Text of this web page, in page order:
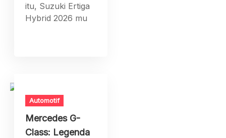
itu, Suzuki Ertiga
Hybrid 2026 mu
Automotif
Mercedes G-
Class: Legenda